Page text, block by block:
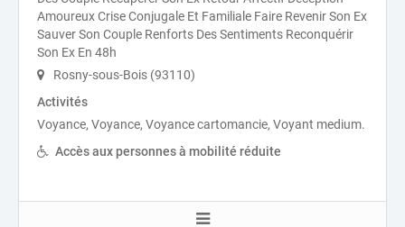
Amoureux Crise Conjugale Et Familiale Faire Revenir Son Ex
Sauver Son Couple Renforts Des Sentiments Reconquérir
Son Ex En 48h
Rosny-sous-Bois (93110)
Activités
Voyance, Voyance, Voyance cartomancie, Voyant medium.
Accès aux personnes à mobilité réduite